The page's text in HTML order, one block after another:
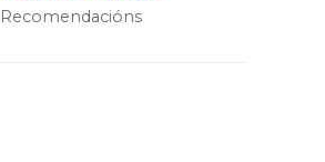
Recomendacións